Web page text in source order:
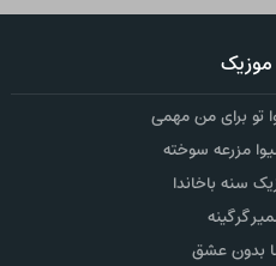
موزیک
برای من مهمی
مزرعه سوخته
سنه باخاندا
گرگینه
بدون عشق